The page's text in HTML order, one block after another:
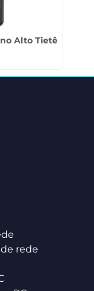
Alto Tietê
rede